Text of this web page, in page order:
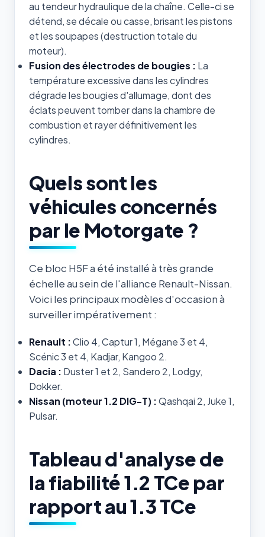
au tendeur hydraulique de la chaîne. Celle-ci se
détend, se décale ou casse, brisant les pistons
et les soupapes (destruction totale du
moteur).
Fusion des électrodes de bougies : La
température excessive dans les cylindres
dégrade les bougies d'allumage, dont des
éclats peuvent tomber dans la chambre de
combustion et rayer définitivement les
cylindres.
Quels sont les
véhicules concernés
par le Motorgate ?
Ce bloc H5F a été installé à très grande
échelle au sein de l'alliance Renault-Nissan.
Voici les principaux modèles d'occasion à
surveiller impérativement :
Renault :Clio 4, Captur 1, Mégane 3 et 4,
Scénic 3 et 4, Kadjar, Kangoo 2.
Dacia : Duster 1 et 2, Sandero 2, Lodgy,
Dokker.
Nissan (moteur 1.2 DIG-T) :Qashqai 2, Juke 1,
Pulsar.
Tableau d'analyse de
la fiabilité 1.2 TCe par
rapport au 1.3 TCe